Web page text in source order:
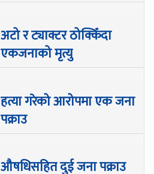
अटो र ट्याक्टर ठोक्किँदा
एकजनाको मृत्यु
हत्या गरेको आरोपमा एक जना
पक्राउ
औषधिसहित दुई जना पक्राउ